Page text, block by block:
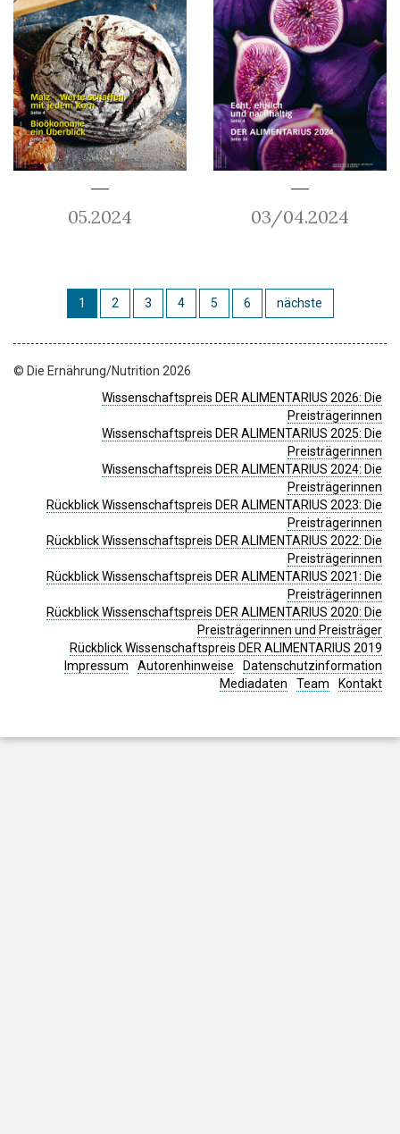
05.2024 03/04.2024
1 2 3 4 5 6 nächste
© Die Ernährung/Nutrition 2026
Wissenschaftspreis DER ALIMENTARIUS 2026: Die
Preisträgerinnen
Wissenschaftspreis DER ALIMENTARIUS 2025: Die
Preisträgerinnen
Wissenschaftspreis DER ALIMENTARIUS 2024: Die
Preisträgerinnen
Rückblick Wissenschaftspreis DER ALIMENTARIUS 2023: Die
Preisträgerinnen
Rückblick Wissenschaftspreis DER ALIMENTARIUS 2022: Die
Preisträgerinnen
Rückblick Wissenschaftspreis DER ALIMENTARIUS 2021: Die
Preisträgerinnen
Rückblick Wissenschaftspreis DER ALIMENTARIUS 2020: Die
Preisträgerinnen und Preisträger
Rückblick Wissenschaftspreis DER ALIMENTARIUS 2019
Impressum
Autorenhinweise
Datenschutzinformation
Mediadaten
Team Kontakt